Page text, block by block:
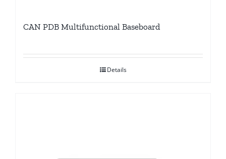
CAN PDB Multifunctional Baseboard
Details